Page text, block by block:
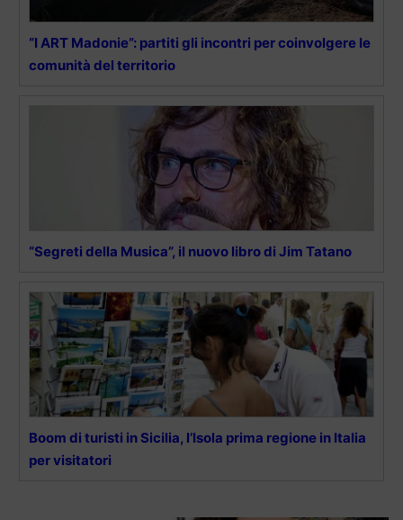
“I ART Madonie”: partiti gli incontri per coinvolgere le
comunità del territorio
“Segreti della Musica”, il nuovo libro di Jim Tatano
Boom di turisti in Sicilia, l’Isola prima regione in Italia
per visitatori